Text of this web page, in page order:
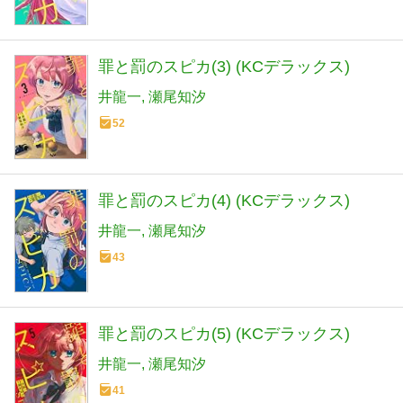
罪と罰のスピカ(3) (KCデラックス)
井龍一 瀬尾知汐
52
罪と罰のスピカ(4) (KCデラックス)
井龍一 瀬尾知汐
43
罪と罰のスピカ(5) (KCデラックス)
井龍一 瀬尾知汐
41